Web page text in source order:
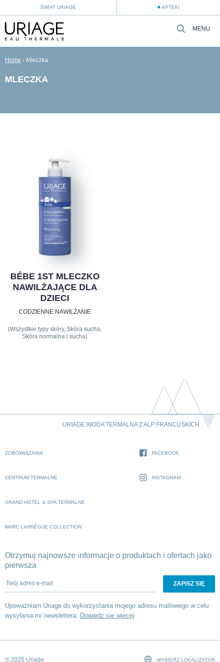
ŚWIAT URIAGE APTEKI
MENU
Home › Mleczka
MLECZKA
BÉBE 1ST MLECZKO
NAWILŻAJĄCE DLA
DZIECI
CODZIENNE NAWILŻANIE
(Wszystkie typy skóry, Skóra sucha,
Skóra normalna i sucha)
URIAGE,WODA TERMALNA Z ALP FRANCUSKICH
ZOBOWIĄZANIA
CENTRUM TERMALNE
GRAND HOTEL & SPA TERMALNE
MARC LARRÈGUE COLLECTION
FACEBOOK
INSTAGRAM
Otrzymuj najnowsze informacje o produktach i ofertach jako
pierwsza
Twój adres e-mail
Upoważniam Uriage do wykorzystania mojego adresu mailowego w celu
wysyłania mi newslettera.
Dowiedz się więcej
© 2026 Uriage WYBIERZ LOKALIZATOR